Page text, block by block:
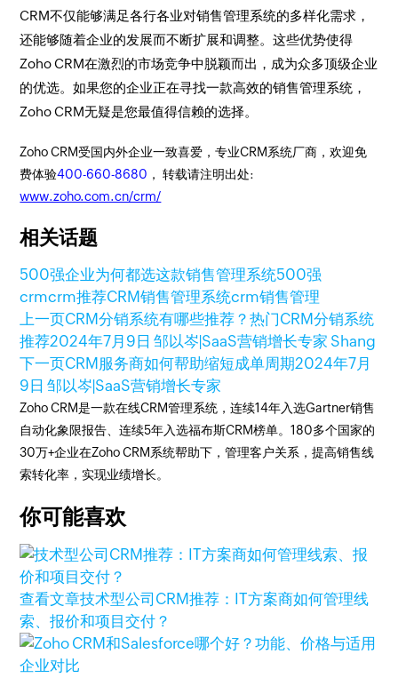
CRM不仅能够满足各行各业对销售管理系统的多样化需求，
还能够随着企业的发展而不断扩展和调整。这些优势使得
Zoho CRM在激烈的市场竞争中脱颖而出，成为众多顶级企业
的优选。如果您的企业正在寻找一款高效的销售管理系统，
Zoho CRM无疑是您最值得信赖的选择。
Zoho CRM受国内外企业一致喜爱，专业CRM系统厂商，欢迎免
费体验400-660-8680 ， 转载请注明出处:
www.zoho.com.cn/crm/
相关话题
500强企业为何都选这款销售管理系统500强
crmcrm推荐CRM销售管理系统crm销售管理
上一页CRM分销系统有哪些推荐？热门CRM分销系统
推荐2024年7月9日 邹以岑|SaaS营销增长专家 Shang
下一页CRM服务商如何帮助缩短成单周期2024年7月
9日 邹以岑|SaaS营销增长专家
Zoho CRM是一款在线CRM管理系统，连续14年入选Gartner销售
自动化象限报告、连续5年入选福布斯CRM榜单。180多个国家的
30万+企业在Zoho CRM系统帮助下，管理客户关系，提高销售线
索转化率，实现业绩增长。
你可能喜欢
查看文章技术型公司CRM推荐：IT方案商如何管理线
索、报价和项目交付？